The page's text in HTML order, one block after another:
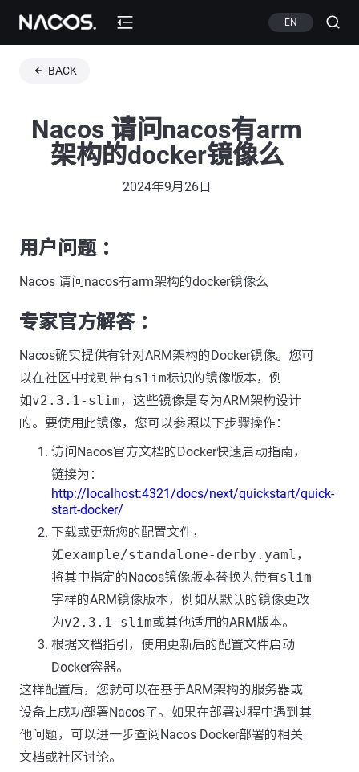
EN
BACK
Nacos 请问nacos有arm
架构的docker镜像么
2024年9月26日
用户问题 ：
Nacos 请问nacos有arm架构的docker镜像么
专家官方解答 ：
Nacos确实提供有针对ARM架构的Docker镜像。您可
以在社区中找到带有slim标识的镜像版本，例
如v2.3.1-slim，这些镜像是专为ARM架构设计
的。要使用此镜像，您可以参照以下步骤操作：
访问Nacos官方文档的Docker快速启动指南，
链接为：
http://localhost:4321/docs/next/quickstart/quick-
start-docker/
下载或更新您的配置文件，
如example/standalone-derby.yaml ，
将其中指定的Nacos镜像版本替换为带有slim
字样的ARM镜像版本，例如从默认的镜像更改
为v2.3.1-slim或其他适用的ARM版本。
根据文档指引，使用更新后的配置文件启动
Docker容器。
这样配置后，您就可以在基于ARM架构的服务器或
设备上成功部署Nacos了。如果在部署过程中遇到其
他问题，可以进一步查阅Nacos Docker部署的相关
文档或社区讨论。